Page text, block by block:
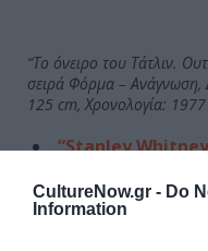
CultureNow.gr - Do
Information
“Το όνειρο του Τάτλιν.
σειρά Φόρμα – Ανάγνωση,
125 cm, Χρονολογία: 1977
“Stanley
Η Gagosian είναι στην